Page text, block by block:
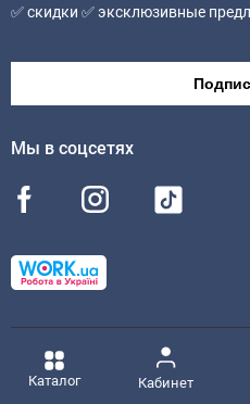
✅ скидки ✅ эксклюзивные
Мы в соцсетях
© 2026 MealTime
Каталог
Кабинет